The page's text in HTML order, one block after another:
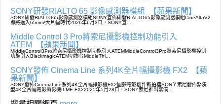
SONY研發RIALTO 65 影像感測器模組 【蘋果新聞】
SONY研發RIALTO65影像感測器模組SONY宣佈研發RIALTO65影像感測器模組CineAltaV2
即將邁入65mm¹大片幅時代2026年6月3日，SONY宣...
Middle Control 3 Pro將索尼攝影機控制功能引入
ATEM
【蘋果新聞】
MiddleControl3Pro將索尼攝影機控制功能引入ATEMMiddleControl3Pro將索尼攝影機控制
功能引入BlackmagicATEM切換台MiddleThi...
SONY發佈 Cinema Line 系列4K全片幅攝影機 FX2
【蘋
果新聞】
SONY發佈CinemaLine系列4K全片幅攝影機FX2圓夢電影創作新拍檔SONＹ索尼發佈緊湊
型4K全片幅電影攝影機ILME-FX22025年5月28日，SONY索尼推出緊湊...